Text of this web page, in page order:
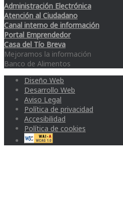
Administración Electrónica
Atención al Ciudadano
Canal interno de información
Portal Emprendedor
Casa del Tío Breva
Mejoramos la información
Banco de Alimentos
Diseño Web
Desarrollo Web
Aviso Legal
Política de privacidad
Accesibilidad
Política de cookies